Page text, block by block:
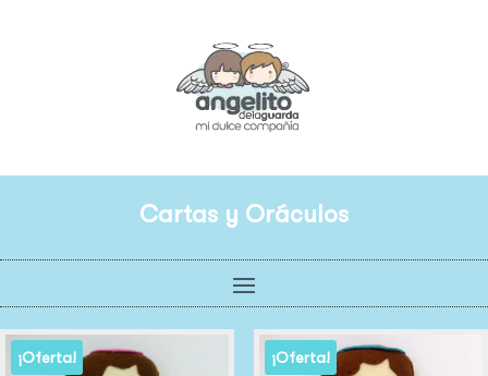
Cartas y Oráculos
¡Oferta! ¡Oferta!